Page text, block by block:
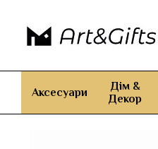
Аксесуари
Дім &
Декор